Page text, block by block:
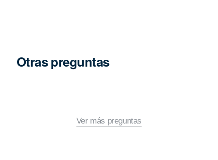
Otras preguntas
Ver más preguntas